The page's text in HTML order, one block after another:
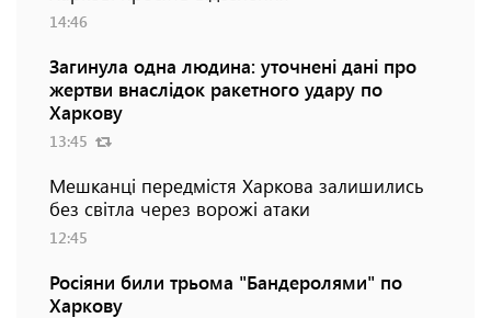
14:46
Загинула одна людина: уточнені дані про
жертви внаслідок ракетного удару по
Харкову
13:45
Мешканці передмістя Харкова залишились
без світла через ворожі атаки
12:45
Росіяни били трьома "Бандеролями" по
Харкову